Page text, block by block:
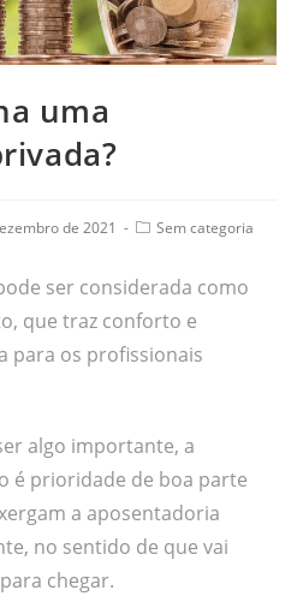
uma
de 2021 Sem categoria
ser considerada como
que traz conforto e
para os profissionais
algo importante, a
é prioridade de boa parte
a aposentadoria
no sentido de que vai
chegar.